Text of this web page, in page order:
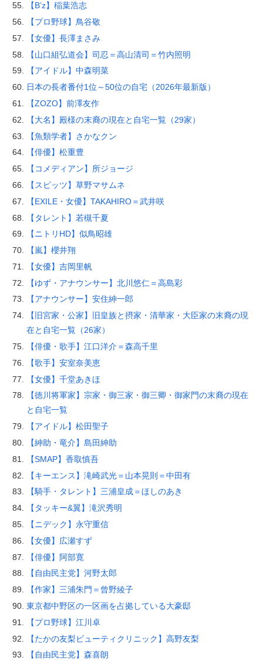
【B’z】稲葉浩志
【プロ野球】鳥谷敬
【女優】長澤まさみ
【山口組弘道会】司忍＝高山清司＝竹内照明
【アイドル】中森明菜
日本の長者番付1位～50位の自宅（2026年最新版）
【ZOZO】前澤友作
【大名】殿様の末裔の現在と自宅一覧（29家）
【魚類学者】さかなクン
【俳優】松重豊
【コメディアン】所ジョージ
【スピッツ】草野マサムネ
【EXILE・女優】TAKAHIRO＝武井咲
【タレント】若槻千夏
【ニトリHD】似鳥昭雄
【嵐】櫻井翔
【女優】吉岡里帆
【ゆず・アナウンサー】北川悠仁＝高島彩
【アナウンサー】安住紳一郎
【旧宮家・公家】旧皇族と摂家・清華家・大臣家の末裔の現
在と自宅一覧（26家）
【俳優・歌手】江口洋介＝森高千里
【歌手】安室奈美恵
【女優】千堂あきほ
【徳川将軍家】宗家・御三家・御三卿・御家門の末裔の現在
と自宅一覧
【アイドル】松田聖子
【紳助・竜介】島田紳助
【SMAP】香取慎吾
【キーエンス】滝崎武光＝山本晃則＝中田有
【騎手・タレント】三浦皇成＝ほしのあき
【タッキー&翼】滝沢秀明
【ニデック】永守重信
【女優】広瀬すず
【俳優】阿部寛
【自由民主党】河野太郎
【作家】三浦朱門＝曾野綾子
東京都中野区の一区画を占拠している大豪邸
【プロ野球】江川卓
【たかの友梨ビューティクリニック】高野友梨
【自由民主党】森喜朗